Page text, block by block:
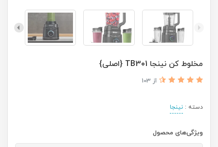
مخلوط کن نينجا TB301 {اصلی}
از 103
دسته : نینجا
ویژگی‌های محصول